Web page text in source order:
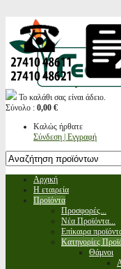
Το καλάθι σας είναι άδειο.
Σύνολο : 0,00 €
Καλώς ήρθατε
Σύνδεση | Εγγραφή
Αρχική
Η εταιρεία
Προϊόντα
Προσφορές...
Νέα Προϊόντα...
Επίκαιρα
Κατηγορίες
Θάμνοι